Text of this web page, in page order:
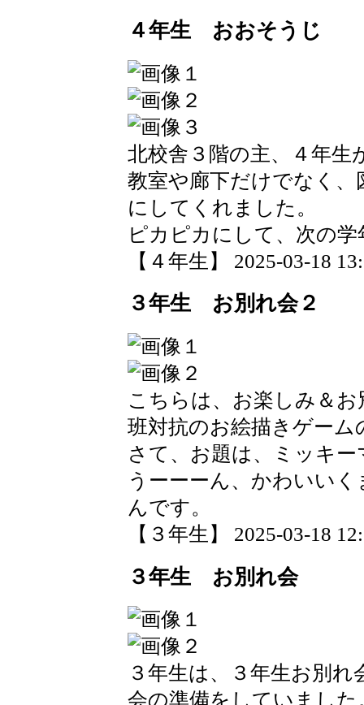
４年生 おおそうじ
北校舎３階の主、４年生
教室や廊下だけでなく
にしてくれました。
ピカピカにして、次の
【４年生】 2025-03-18
３年生 お別れ会２
こちらは、お楽しみ＆
班対抗のお絵描きゲーム
さて、お題は、ミッキー
うーーーん、かわいい
んです。
【３年生】 2025-03-18
３年生 お別れ会
３年生は、３年生お別
会の準備をしていました